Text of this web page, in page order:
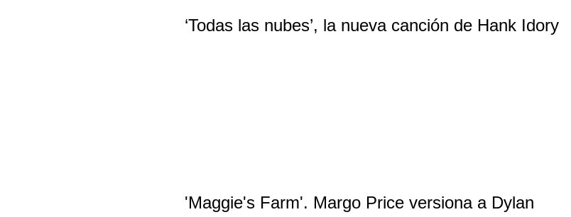
‘Todas las nubes’, la nueva canción de Hank Idory
'Maggie's Farm'. Margo Price versiona a Dylan